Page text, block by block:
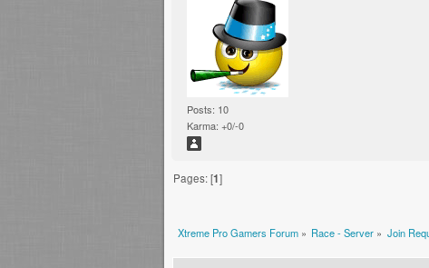
Posts: 10
Karma: +0/-0
Pages: [1]
Xtreme Pro Gamers Forum» Race - Server » Join